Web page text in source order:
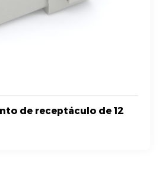
de receptáculo de 12